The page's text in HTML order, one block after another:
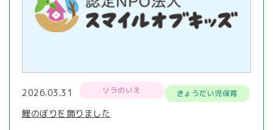
2026.03.31 リラのいえ きょうだい児保育
鯉のぼりを飾りました